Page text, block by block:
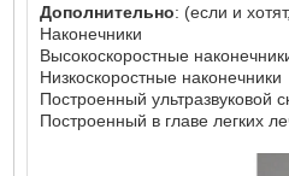
Дополнительно: (если и
Наконечники
Высокоскоростные
Низкоскоростные наконечники
Построенный ультразвуковой
Построенный в главе легких